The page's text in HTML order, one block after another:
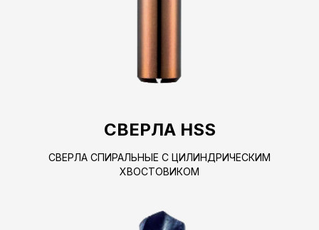
СВЕРЛА HSS
СВЕРЛА СПИРАЛЬНЫЕ С ЦИЛИНДРИЧЕСКИМ
ХВОСТОВИКОМ